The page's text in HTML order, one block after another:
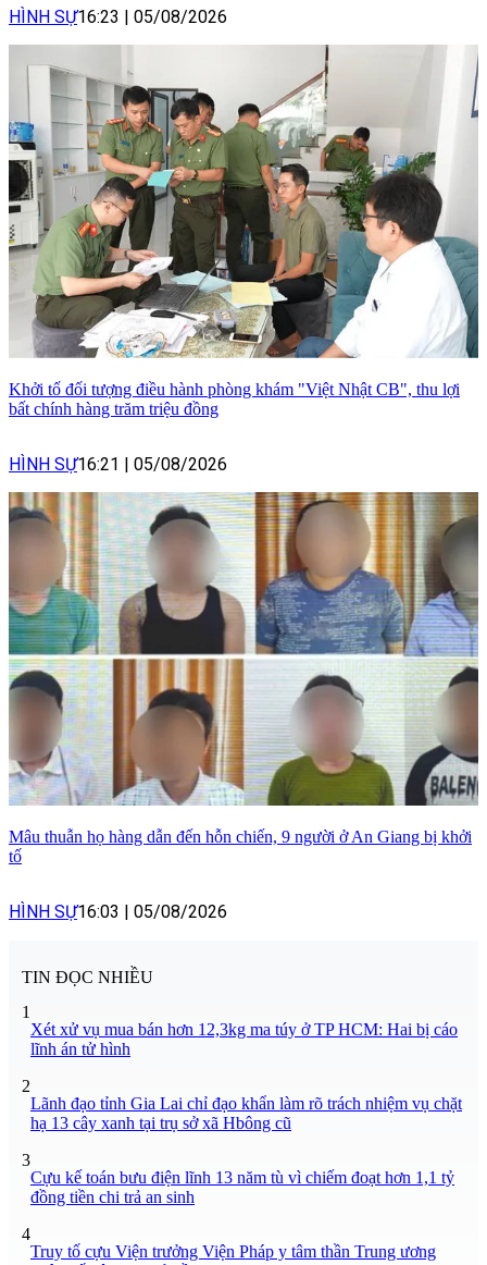
HÌNH SỰ16:23 | 05/08/2026
Khởi tố đối tượng điều hành phòng khám "Việt Nhật CB", thu lợi
bất chính hàng trăm triệu đồng
HÌNH SỰ16:21 | 05/08/2026
Mâu thuẫn họ hàng dẫn đến hỗn chiến, 9 người ở An Giang bị khởi
tố
HÌNH SỰ16:03 | 05/08/2026
TIN ĐỌC NHIỀU
1
Xét xử vụ mua bán hơn 12,3kg ma túy ở TP HCM: Hai bị cáo
lĩnh án tử hình
2
Lãnh đạo tỉnh Gia Lai chỉ đạo khẩn làm rõ trách nhiệm vụ chặt
hạ 13 cây xanh tại trụ sở xã Hbông cũ
3
Cựu kế toán bưu điện lĩnh 13 năm tù vì chiếm đoạt hơn 1,1 tỷ
đồng tiền chi trả an sinh
4
Truy tố cựu Viện trưởng Viện Pháp y tâm thần Trung ương